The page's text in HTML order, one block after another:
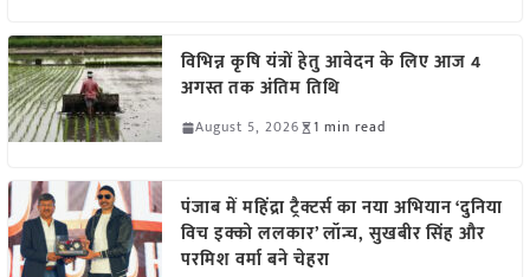
विभिन्न कृषि यंत्रों हेतु आवेदन के लिए आज 4
अगस्त तक अंतिम तिथि
August 5, 2026 1 min read
पंजाब में महिंद्रा ट्रैक्टर्स का नया अभियान ‘दुनिया
विच इक्को ललकार’ लॉन्च, सुखबीर सिंह और
परमिश वर्मा बने चेहरा